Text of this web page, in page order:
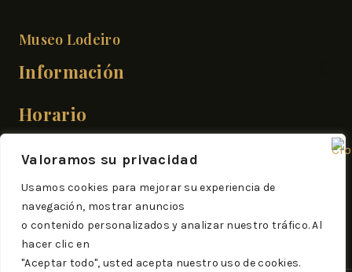
Valoramos su privacidad
Usamos cookies para mejorar su experiencia de
navegación, mostrar anuncios
o contenido personalizados y analizar nuestro tráfico. Al
hacer clic en
"Aceptar todo", usted acepta nuestro uso de cookies.
Museo Lodeiro
Información
Horario
Mar/Domingo:
10:30-13:30 | 18:00-21:00